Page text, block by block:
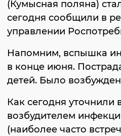
(Кумысная поляна)
сегодня сообщили в
управлении
Напомним, вспышка
в конце июня.
детей. Было
Как сегодня уточнили
возбудителем
(наиболее часто